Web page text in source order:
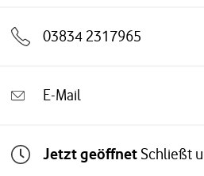
03834 2317965
E-Mail
Jetzt geöffnet Schließt